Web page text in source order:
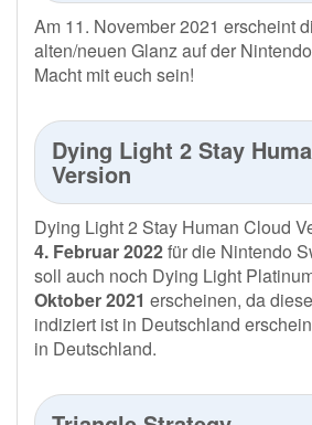
Am 11. November 2021 erscheint
alten/neuen Glanz auf der
Macht mit euch sein!
Dying Light 2 Stay
Version
Dying Light 2 Stay Human Cloud
4. Februar 2022für die Nintendo
soll auch noch Dying Light
Oktober 2021 erscheinen, da
indiziert ist in Deutschland
in Deutschland.